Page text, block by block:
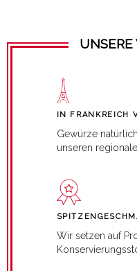
UNSERE
IN FRANKREICH
Gewürze
unseren
Wir setzen auf